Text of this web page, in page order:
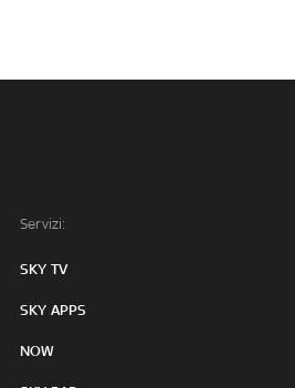
Servizi:
SKY TV
SKY APPS
NOW